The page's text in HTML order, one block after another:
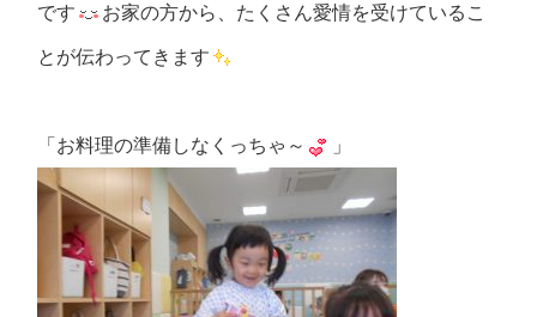
です お家の方から、たくさん愛情を受けているこ
とが伝わってきます
「お料理の準備しなくっちゃ～ 」